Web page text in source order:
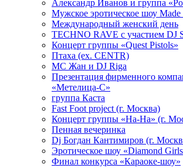
Александр Иванов и группа
Мужское эротическое шоу Made
Международный женский день
TECHNO RAVE с участием DJ
Концерт группы «Quest Pistols»
Птаха (ex. CENTR)
МС Жан и DJ Riga
Презентация фирменного
«Метелица-С»
группа Каста
Fast Foot project (г. Москва)
Концерт группы «На-На» (г.
Пенная вечеринка
Dj Богдан Кантимиров (г.
Эротическое шоу «Diamond
Финал конкурса «Караоке-шоу»